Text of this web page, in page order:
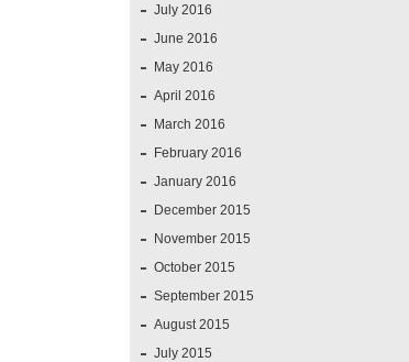
July 2016
June 2016
May 2016
April 2016
March 2016
February 2016
January 2016
December 2015
November 2015
October 2015
September 2015
August 2015
July 2015